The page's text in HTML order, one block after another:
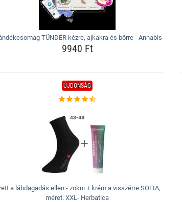
TÜNDÉR kézre, ajkakra és bőrre - Annabis
9940 Ft
ÚJDONSÁG
a lábdagadás ellen - zokni + krém a visszérre SOFIA,
méret. XXL- Herbatica